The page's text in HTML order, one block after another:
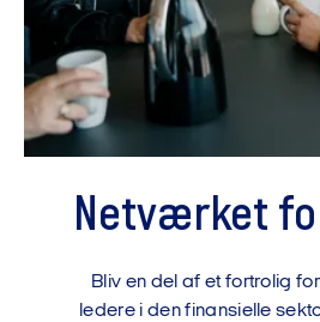
Netværket
Bliv en del af et fortrolig
ledere i den finansielle